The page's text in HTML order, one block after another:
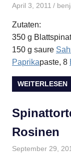
April 3, 2011
Zutaten:
350 g
150 g saure
Paprikapaste, 8
WEITERLESEN
Rosinen
September 29,